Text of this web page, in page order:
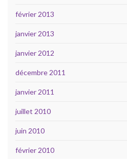
février 2013
janvier 2013
janvier 2012
décembre 2011
janvier 2011
juillet 2010
juin 2010
février 2010